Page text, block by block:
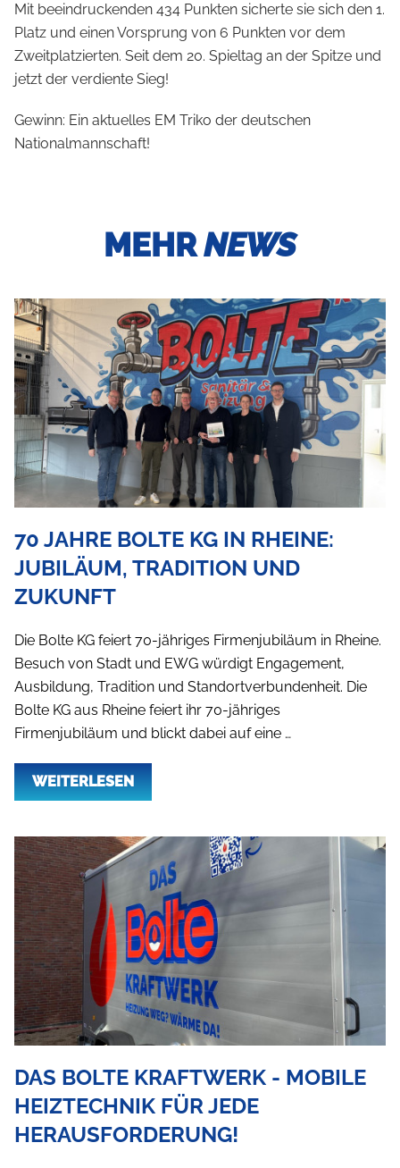
Mit beeindruckenden 434 Punkten sicherte sie sich den 1.
Platz und einen Vorsprung von 6 Punkten vor dem
Zweitplatzierten. Seit dem 20. Spieltag an der Spitze und
jetzt der verdiente Sieg!
Gewinn: Ein aktuelles EM Triko der deutschen
Nationalmannschaft!
MEHRNEWS
70 JAHRE BOLTE KG IN RHEINE:
JUBILÄUM, TRADITION UND
ZUKUNFT
Die Bolte KG feiert 70-jähriges Firmenjubiläum in Rheine.
Besuch von Stadt und EWG würdigt Engagement,
Ausbildung, Tradition und Standortverbundenheit. Die
Bolte KG aus Rheine feiert ihr 70-jähriges
Firmenjubiläum und blickt dabei auf eine …
WEITERLESEN
DAS BOLTE KRAFTWERK - MOBILE
HEIZTECHNIK FÜR JEDE
HERAUSFORDERUNG!